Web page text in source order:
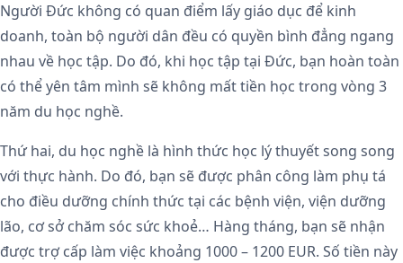
Người Đức không có quan điểm lấy giáo dục để kinh
doanh, toàn bộ người dân đều có quyền bình đẳng ngang
nhau về học tập. Do đó, khi học tập tại Đức, bạn hoàn toàn
có thể yên tâm mình sẽ không mất tiền học trong vòng 3
năm du học nghề.
Thứ hai, du học nghề là hình thức học lý thuyết song song
với thực hành. Do đó, bạn sẽ được phân công làm phụ tá
cho điều dưỡng chính thức tại các bệnh viện, viện dưỡng
lão, cơ sở chăm sóc sức khoẻ… Hàng tháng, bạn sẽ nhận
được trợ cấp làm việc khoảng 1000 – 1200 EUR. Số tiền này